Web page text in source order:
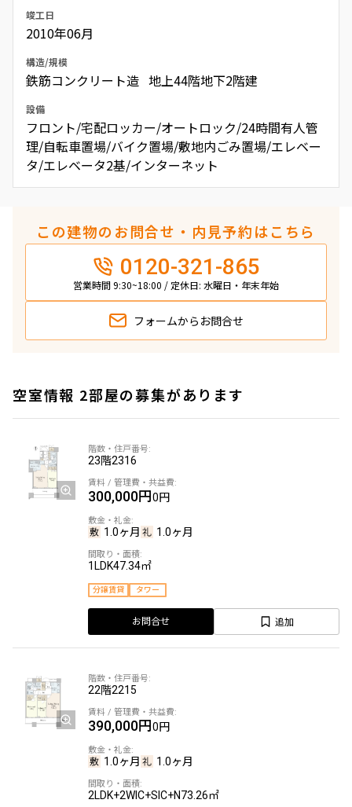
竣工日
2010年06月
構造/規模
鉄筋コンクリート造 地上44階地下2階建
設備
フロント/宅配ロッカー/オートロック/24時間有人管
理/自転車置場/バイク置場/敷地内ごみ置場/エレベー
タ/エレベータ2基/インターネット
この建物のお問合せ・内見予約はこちら
0120-321-865
営業時間 9:30~18:00 / 定休日: 水曜日・年末年始
フォームから お問合せ
空室情報 2部屋の募集があります
23階2316
300,000円0円
1.0ヶ月 1.0ヶ月
1LDK47.34㎡
分譲賃貸 タワー
お問合せ 追加
22階2215
390,000円0円
1.0ヶ月 1.0ヶ月
2LDK+2WIC+SIC+N73.26㎡